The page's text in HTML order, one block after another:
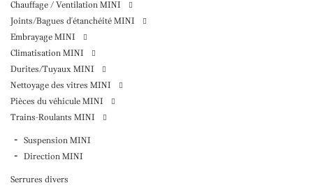
Chauffage / Ventilation MINI
Joints/Bagues d'étanchéité MINI
Embrayage MINI
Climatisation MINI
Durites/Tuyaux MINI
Nettoyage des vitres MINI
Pièces du véhicule MINI
Trains-Roulants MINI
Suspension MINI
Direction MINI
Serrures divers